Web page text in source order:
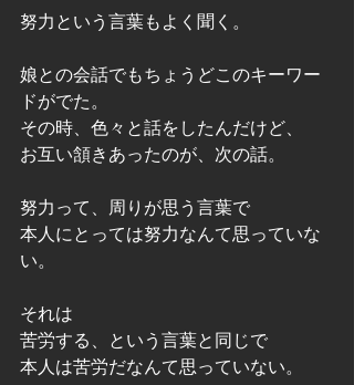
努力という言葉もよく聞く。
娘との会話でもちょうどこのキーワー
ドがでた。
その時、色々と話をしたんだけど、
お互い頷きあったのが、次の話。
努力って、周りが思う言葉で
本人にとっては努力なんて思っていな
い。
それは
苦労する、という言葉と同じで
本人は苦労だなんて思っていない。